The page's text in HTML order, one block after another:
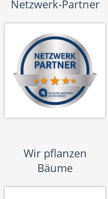
Netzwerk-Partner
Wir pflanzen
Bäume